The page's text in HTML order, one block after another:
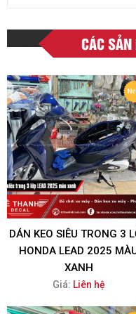
CÁC
DÁN KEO SIÊU TRONG 3
HONDA LEAD 2025
XANH
Giá: Liên hệ